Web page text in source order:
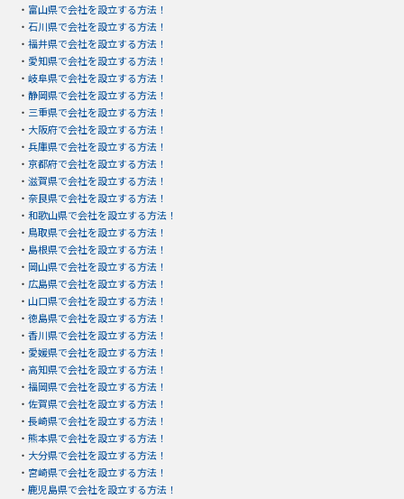
・ 富山県で会社を設立する方法！
・ 石川県で会社を設立する方法！
・ 福井県で会社を設立する方法！
・ 愛知県で会社を設立する方法！
・ 岐阜県で会社を設立する方法！
・ 静岡県で会社を設立する方法！
・ 三重県で会社を設立する方法！
・ 大阪府で会社を設立する方法！
・ 兵庫県で会社を設立する方法！
・ 京都府で会社を設立する方法！
・ 滋賀県で会社を設立する方法！
・ 奈良県で会社を設立する方法！
・ 和歌山県で会社を設立する方法！
・ 鳥取県で会社を設立する方法！
・ 島根県で会社を設立する方法！
・ 岡山県で会社を設立する方法！
・ 広島県で会社を設立する方法！
・ 山口県で会社を設立する方法！
・ 徳島県で会社を設立する方法！
・ 香川県で会社を設立する方法！
・ 愛媛県で会社を設立する方法！
・ 高知県で会社を設立する方法！
・ 福岡県で会社を設立する方法！
・ 佐賀県で会社を設立する方法！
・ 長崎県で会社を設立する方法！
・ 熊本県で会社を設立する方法！
・ 大分県で会社を設立する方法！
・ 宮崎県で会社を設立する方法！
・ 鹿児島県で会社を設立する方法！